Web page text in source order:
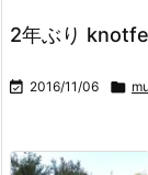
2年ぶり
 2016/11/06 